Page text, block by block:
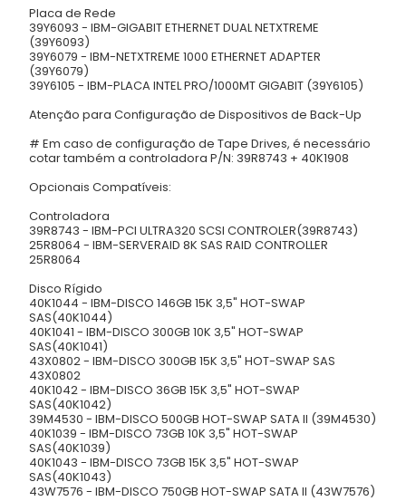
Placa de Rede
39Y6093 - IBM-GIGABIT ETHERNET DUAL NETXTREME
(39Y6093)
39Y6079 - IBM-NETXTREME 1000 ETHERNET ADAPTER
(39Y6079)
39Y6105 - IBM-PLACA INTEL PRO/1000MT GIGABIT (39Y6105)
Atenção para Configuração de Dispositivos de Back-Up
# Em caso de configuração de Tape Drives, é necessário
cotar também a controladora P/N: 39R8743 + 40K1908
Opcionais Compatíveis:
Controladora
39R8743 - IBM-PCI ULTRA320 SCSI CONTROLER(39R8743)
25R8064 - IBM-SERVERAID 8K SAS RAID CONTROLLER
25R8064
Disco Rígido
40K1044 - IBM-DISCO 146GB 15K 3,5" HOT-SWAP
SAS(40K1044)
40K1041 - IBM-DISCO 300GB 10K 3,5" HOT-SWAP
SAS(40K1041)
43X0802 - IBM-DISCO 300GB 15K 3,5" HOT-SWAP SAS
43X0802
40K1042 - IBM-DISCO 36GB 15K 3,5" HOT-SWAP
SAS(40K1042)
39M4530 - IBM-DISCO 500GB HOT-SWAP SATA II (39M4530)
40K1039 - IBM-DISCO 73GB 10K 3,5" HOT-SWAP
SAS(40K1039)
40K1043 - IBM-DISCO 73GB 15K 3,5" HOT-SWAP
SAS(40K1043)
43W7576 - IBM-DISCO 750GB HOT-SWAP SATA II (43W7576)